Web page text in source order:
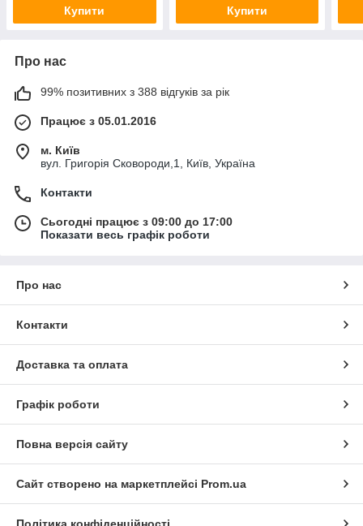
Купити Купити
Про нас
99% позитивних з 388 відгуків за рік
Працює з 05.01.2016
м. Київ
вул. Григорія Сковороди,1, Київ, Україна
Контакти
Сьогодні працює з 09:00 до 17:00
Показати весь графік роботи
Про нас
Контакти
Доставка та оплата
Графік роботи
Повна версія сайту
Сайт створено на маркетплейсі Prom.ua